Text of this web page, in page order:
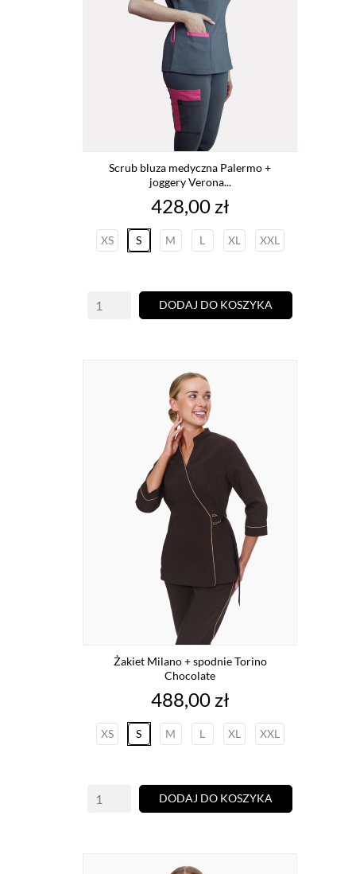
Scrub bluza medyczna Palermo +
joggery Verona...
Cena
428,00 zł
XS S M L XL XXL
DODAJ DO KOSZYKA
Żakiet Milano + spodnie Torino
Chocolate
Cena
488,00 zł
XS S M L XL XXL
DODAJ DO KOSZYKA